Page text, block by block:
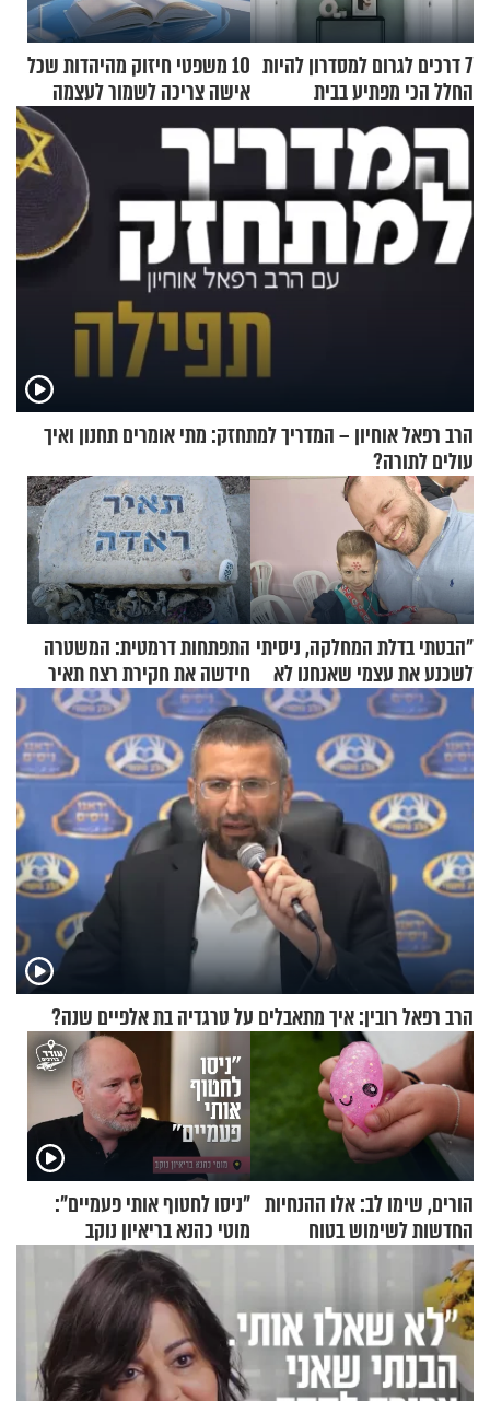
7 דרכים לגרום למסדרון להיות
החלל הכי מפתיע בבית
10 משפטי חיזוק מהיהדות שכל
אישה צריכה לשמור לעצמה
הרב רפאל אוחיון – המדריך למתחזק: מתי אומרים תחנון ואיך
עולים לתורה?
"הבטתי בדלת המחלקה, ניסיתי
לשכנע את עצמי שאנחנו לא
שייכים לשם"
התפתחות דרמטית: המשטרה
חידשה את חקירת רצח תאיר
ראדה
הרב רפאל רובין: איך מתאבלים על טרגדיה בת אלפיים שנה?
הורים, שימו לב: אלו ההנחיות
החדשות לשימוש בטוח
בסקווישי לאחר מקרי אשפוז
"ניסו לחטוף אותי פעמיים":
מוטי כהנא בריאיון נוקב